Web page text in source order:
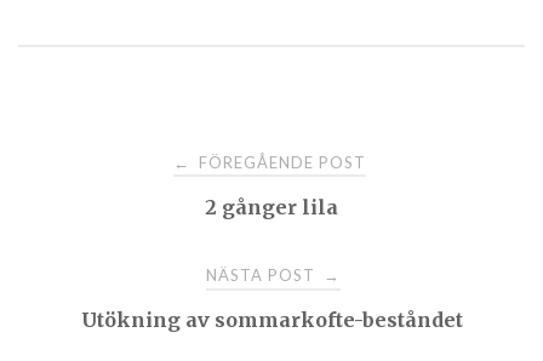
← FÖREGÅENDE POST
2 gånger lila
NÄSTA POST →
Utökning av sommarkofte-beståndet